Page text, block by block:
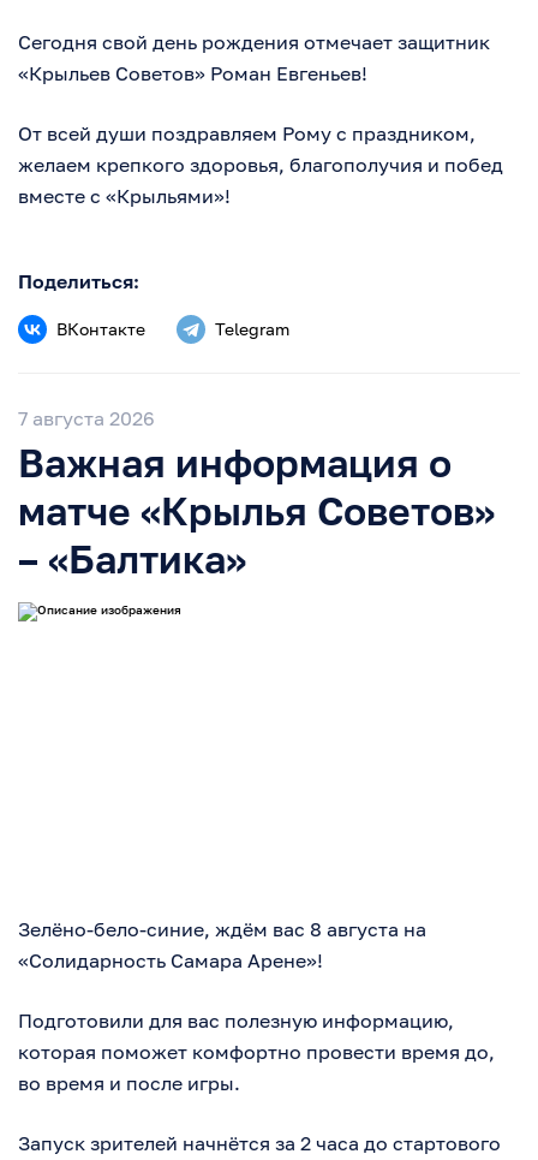
Сегодня свой день рождения отмечает защитник
«Крыльев Советов» Роман Евгеньев!
От всей души поздравляем Рому с праздником,
желаем крепкого здоровья, благополучия и побед
вместе с «Крыльями»!
Поделиться:
ВКонтакте Telegram
7 августа 2026
Важная информация о
матче «Крылья Советов»
– «Балтика»
Зелёно-бело-синие, ждём вас 8 августа на
«Солидарность Самара Арене»!
Подготовили для вас полезную информацию,
которая поможет комфортно провести время до,
во время и после игры.
Запуск зрителей начнётся за 2 часа до стартового